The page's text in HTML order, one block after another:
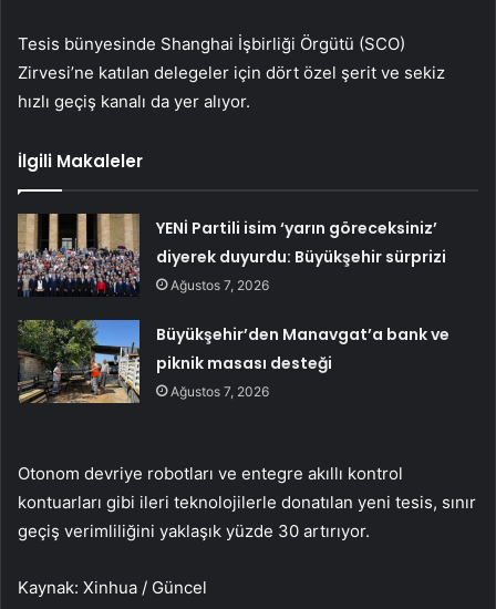
Tesis bünyesinde Shanghai İşbirliği Örgütü (SCO)
Zirvesi’ne katılan delegeler için dört özel şerit ve sekiz
hızlı geçiş kanalı da yer alıyor.
İlgili Makaleler
YENİ Partili isim ‘yarın göreceksiniz’
diyerek duyurdu: Büyükşehir sürprizi
Ağustos 7, 2026
Büyükşehir’den Manavgat’a bank ve
piknik masası desteği
Ağustos 7, 2026
Otonom devriye robotları ve entegre akıllı kontrol
kontuarları gibi ileri teknolojilerle donatılan yeni tesis, sınır
geçiş verimliliğini yaklaşık yüzde 30 artırıyor.
Kaynak: Xinhua / Güncel